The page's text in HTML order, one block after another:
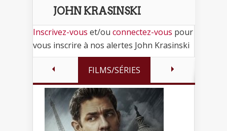
JOHN KRASINSKI
Inscrivez-vous et/ou connectez-vous pour
vous inscrire à nos alertes John Krasinski
FILMS/SÉRIES